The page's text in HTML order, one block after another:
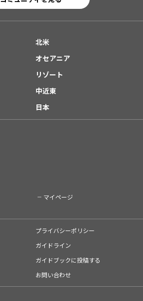
北米
オセアニア
リゾート
中近東
日本
マイページ
プライバシーポリシー
ガイドライン
ガイドブックに投稿する
お問い合わせ